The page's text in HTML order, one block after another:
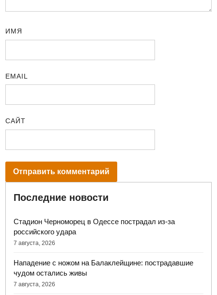
ИМЯ
EMAIL
САЙТ
Последние новости
Стадион Черноморец в Одессе пострадал из-за
российского удара
7 августа, 2026
Нападение с ножом на Балаклейщине: пострадавшие
чудом остались живы
7 августа, 2026